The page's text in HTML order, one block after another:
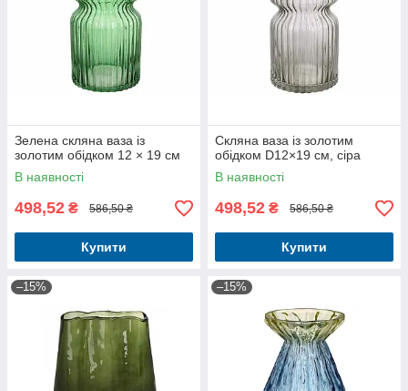
Зелена скляна ваза із
золотим обідком 12 × 19 см
В наявності
498,52 ₴ 586,50 ₴
Купити
Скляна ваза із золотим
обідком D12×19 см, сіра
В наявності
498,52 ₴ 586,50 ₴
Купити
–15% –15%